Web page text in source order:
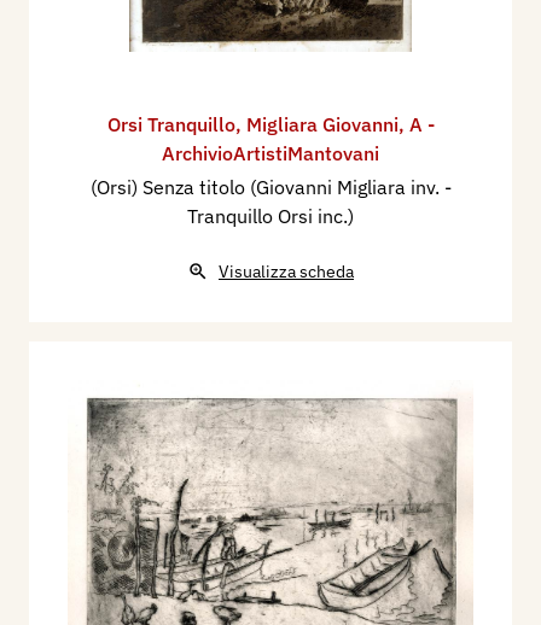
Orsi Tranquillo, Migliara Giovanni, A -
ArchivioArtistiMantovani
(Orsi) Senza titolo (Giovanni Migliara inv. -
Tranquillo Orsi inc.)
Visualizza scheda